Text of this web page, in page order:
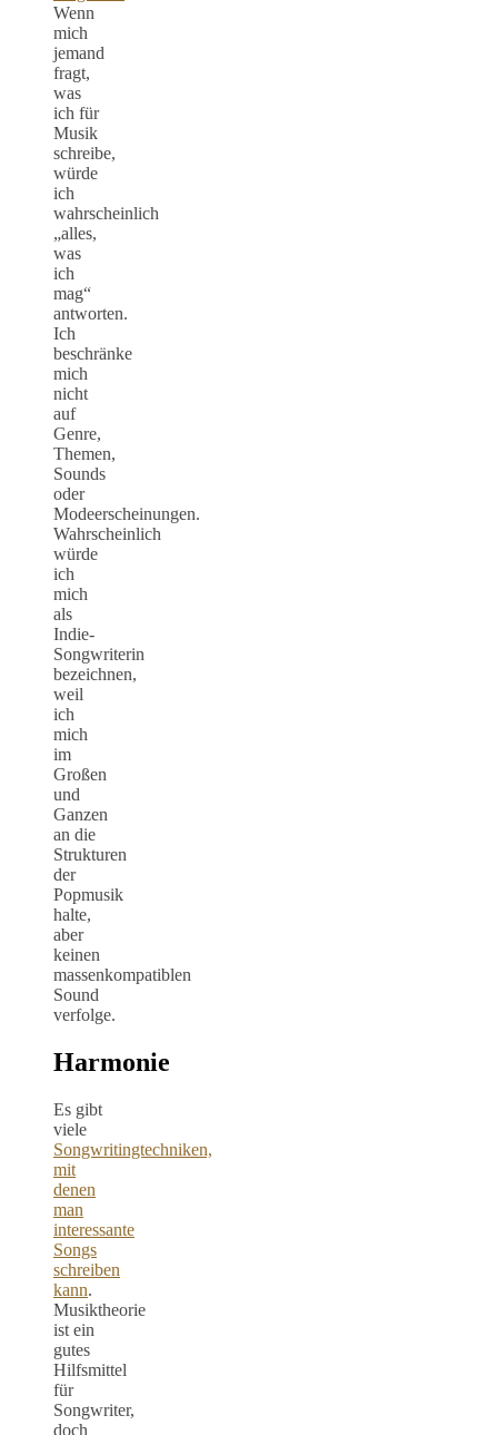
Wenn
mich
jemand
fragt,
was
ich für
Musik
schreibe,
würde
ich
wahrscheinlich
„alles,
was
ich
mag“
antworten.
Ich
beschränke
mich
nicht
auf
Genre,
Themen,
Sounds
oder
Modeerscheinungen.
Wahrscheinlich
würde
ich
mich
als
Indie-
Songwriterin
bezeichnen,
weil
ich
mich
im
Großen
und
Ganzen
an die
Strukturen
der
Popmusik
halte,
aber
keinen
massenkompatiblen
Sound
verfolge.
Harmonie
Es gibt
viele
Songwritingtechniken,
mit
denen
man
interessante
Songs
schreiben
kann.
Musiktheorie
ist ein
gutes
Hilfsmittel
für
Songwriter,
doch